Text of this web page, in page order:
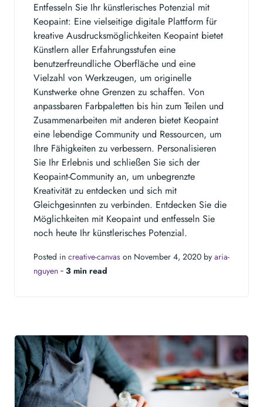
Entfesseln Sie Ihr künstlerisches Potenzial mit
Keopaint: Eine vielseitige digitale Plattform für
kreative Ausdrucksmöglichkeiten Keopaint bietet
Künstlern aller Erfahrungsstufen eine
benutzerfreundliche Oberfläche und eine
Vielzahl von Werkzeugen, um originelle
Kunstwerke ohne Grenzen zu schaffen. Von
anpassbaren Farbpaletten bis hin zum Teilen und
Zusammenarbeiten mit anderen bietet Keopaint
eine lebendige Community und Ressourcen, um
Ihre Fähigkeiten zu verbessern. Personalisieren
Sie Ihr Erlebnis und schließen Sie sich der
Keopaint-Community an, um unbegrenzte
Kreativität zu entdecken und sich mit
Gleichgesinnten zu verbinden. Entdecken Sie die
Möglichkeiten mit Keopaint und entfesseln Sie
noch heute Ihr künstlerisches Potenzial.
Posted in creative-canvas on November 4, 2020 by aria-
nguyen ‐ 3 min read